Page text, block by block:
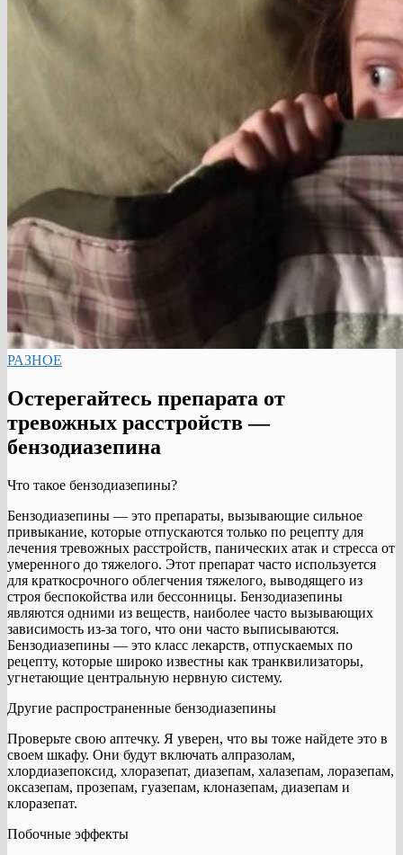
РАЗНОЕ
Остерегайтесь препарата от
тревожных расстройств —
бензодиазепина
Что такое бензодиазепины?
Бензодиазепины — это препараты, вызывающие сильное
привыкание, которые отпускаются только по рецепту для
лечения тревожных расстройств, панических атак и стресса от
умеренного до тяжелого. Этот препарат часто используется
для краткосрочного облегчения тяжелого, выводящего из
строя беспокойства или бессонницы. Бензодиазепины
являются одними из веществ, наиболее часто вызывающих
зависимость из-за того, что они часто выписываются.
Бензодиазепины — это класс лекарств, отпускаемых по
рецепту, которые широко известны как транквилизаторы,
угнетающие центральную нервную систему.
Другие распространенные бензодиазепины
Проверьте свою аптечку. Я уверен, что вы тоже найдете это в
своем шкафу. Они будут включать алпразолам,
хлордиазепоксид, хлоразепат, диазепам, халазепам, лоразепам,
оксазепам, прозепам, гуазепам, клоназепам, диазепам и
клоразепат.
Побочные эффекты